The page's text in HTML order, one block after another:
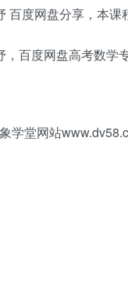
度网盘分享，本课
百度网盘高考数学
学堂网站